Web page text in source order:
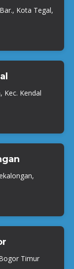
Kota Tegal,
Kec. Kendal
Timur